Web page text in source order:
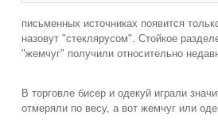
письменных источниках появится
назовут "стеклярусом". Стойкое
"жемчуг" получили относительно
В торговле бисер и одекуй играли
отмеряли по весу, а вот жемчуг или